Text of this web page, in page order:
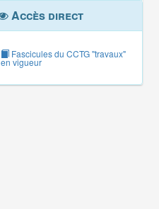
Accès direct
Fascicules du CCTG "travaux"
en vigueur